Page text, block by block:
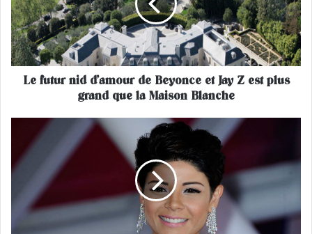
t
u
r
n
i
u
B
Le futur nid d’amour de Beyonce et Jay Z est plus
grand que la Maison Blanche
a
n